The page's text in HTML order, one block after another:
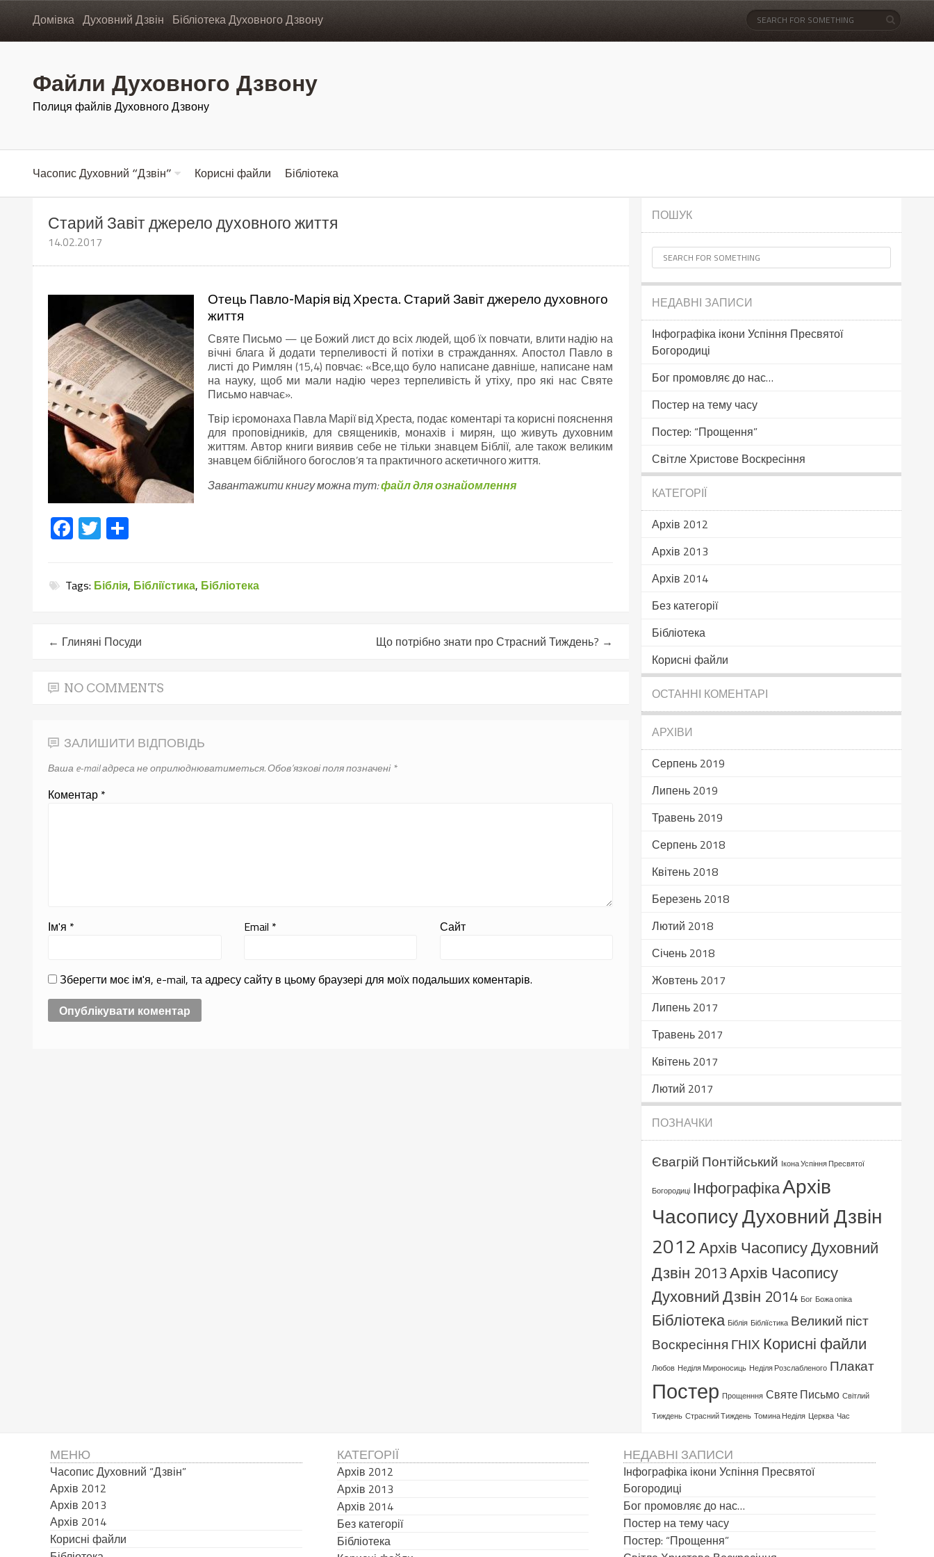
Домівка Духовний Дзвін Бібліотека Духовного Дзвону
Файли Духовного Дзвону
Полиця файлів Духовного Дзвону
Часопис Духовний “Дзвін” Корисні файли Бібліотека
Старий Завіт джерело духовного життя
14.02.2017
Отець Павло-Марія від Хреста. Старий Завіт джерело духовного
життя
Святе Письмо — це Божий лист до всіх людей, щоб їх повчати, влити надію на
вічні блага й додати терпеливості й потіхи в стражданнях. Апостол Павло в
листі до Римлян (15,4) повчає: «Все,що було написане давніше, написане нам
на науку, щоб ми мали надію через терпеливість й утіху, про які нас Святе
Письмо навчає».
Твір ієромонаха Павла Марії від Хреста, подає коментарі та корисні пояснення
для проповідників, для священиків, монахів і мирян, що живуть духовним
життям. Автор книги виявив себе не тільки знавцем Біблії, але також великим
знавцем біблійного богослов’я та практичного аскетичного життя.
Завантажити книгу можна тут:файл для ознайомлення
Facebook
Twitter
Tags: Біблія, Бібліїстика, Бібліотека
← Глиняні Посуди Що потрібно знати про Страсний Тиждень? →
NO COMMENTS
ЗАЛИШИТИ ВІДПОВІДЬ
Ваша e-mail адреса не оприлюднюватиметься.Обов’язкові поля позначені*
Коментар *
Ім'я * Email * Сайт
Зберегти моє ім'я, e-mail, та адресу сайту в цьому браузері для моїх подальших коментарів.
ПОШУК
НЕДАВНІ ЗАПИСИ
Інфографіка ікони Успіння Пресвятої
Богородиці
Бог промовляє до нас…
Постер на тему часу
Постер: “Прощення”
Світле Христове Воскресіння
КАТЕГОРІЇ
Архів 2012
Архів 2013
Архів 2014
Без категорії
Бібліотека
Корисні файли
ОСТАННІ КОМЕНТАРІ
АРХІВИ
Серпень 2019
Липень 2019
Травень 2019
Серпень 2018
Квітень 2018
Березень 2018
Лютий 2018
Січень 2018
Жовтень 2017
Липень 2017
Травень 2017
Квітень 2017
Лютий 2017
ПОЗНАЧКИ
Євагрій Понтійський Ікона Успіння Пресвятої
Богородиці ІнфографікаАрхів
Часопису Духовний Дзвін
2012Архів Часопису Духовний
Дзвін 2013Архів Часопису
Духовний Дзвін 2014 Бог Божа опіка
Бібліотека Біблія Бібліїстика Великий піст
Воскресіння ГНІХ Корисні файли
Любов Неділя Мироносиць Неділя Розслабленого Плакат
Постер Прощенння Святе Письмо Світлий
Тиждень Страсний Тиждень Томина Неділя Церква Час
МЕНЮ
Часопис Духовний “Дзвін”
Архів 2012
Архів 2013
Архів 2014
Корисні файли
КАТЕГОРІЇ
Архів 2012
Архів 2013
Архів 2014
Без категорії
Бібліотека
НЕДАВНІ ЗАПИСИ
Інфографіка ікони Успіння Пресвятої
Богородиці
Бог промовляє до нас…
Постер на тему часу
Постер: “Прощення”